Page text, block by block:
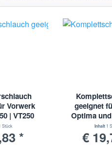
Vorwerk
| VT250
Stück
*
geeignet
Optima
Serie VS
Inhalt 1
€